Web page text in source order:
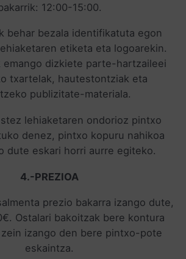
12:00-15:00.
behar bezala identifikatuta egon
etiketa eta logoarekin.
emango dizkiete parte-hartzaileei
txartelak, hautestontziak eta
publizitate-materiala.
lehiaketaren ondorioz pintxo
denez, pintxo kopuru nahikoa
dute eskari horri aurre egiteko.
4.-PREZIOA
prezio bakarra izango dute,
Ostalari bakoitzak bere kontura
izango den bere pintxo-pote
eskaintza.